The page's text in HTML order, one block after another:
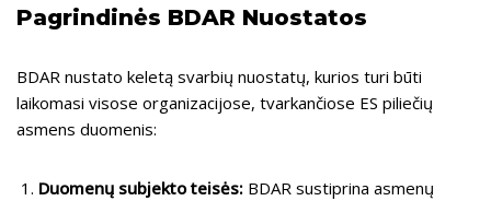
Pagrindinės BDAR Nuostatos
BDAR nustato keletą svarbių nuostatų, kurios turi būti
laikomasi visose organizacijose, tvarkančiose ES piliečių
asmens duomenis:
Duomenų subjekto teisės: BDAR sustiprina asmenų